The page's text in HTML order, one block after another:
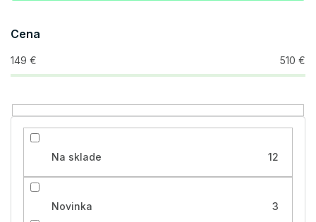
d
u
k
o
v
Cena
149 € 510 €
Na sklade 12
Novinka 3